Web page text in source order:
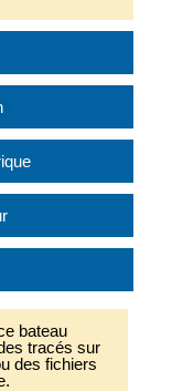
bateau
tracés sur
des fichiers